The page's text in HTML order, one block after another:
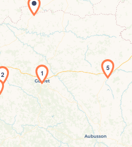
de la carte en cours...
1
2
5